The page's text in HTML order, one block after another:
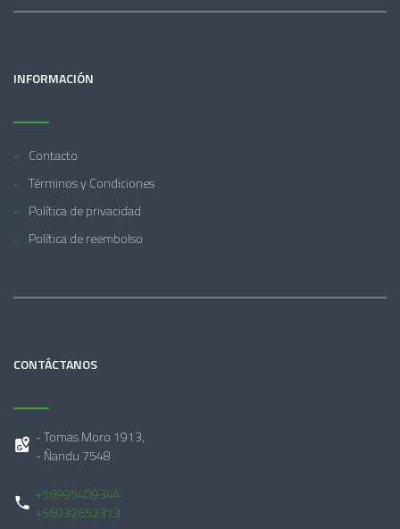
INFORMACIÓN
Contacto
Términos y Condiciones
Política de privacidad
Política de reembolso
CONTÁCTANOS
- Tomas Moro 1913,
- Ñandu 7548
+56995409344
+56932652313